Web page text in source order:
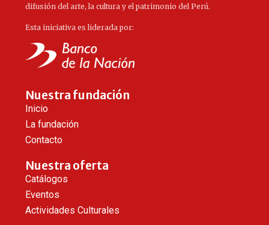
difusión del arte, la cultura y el patrimonio del Perú.
Esta iniciativa es liderada por:
Nuestra fundación
Inicio
La fundación
Contacto
Nuestra oferta
Catálogos
Eventos
Actividades Culturales